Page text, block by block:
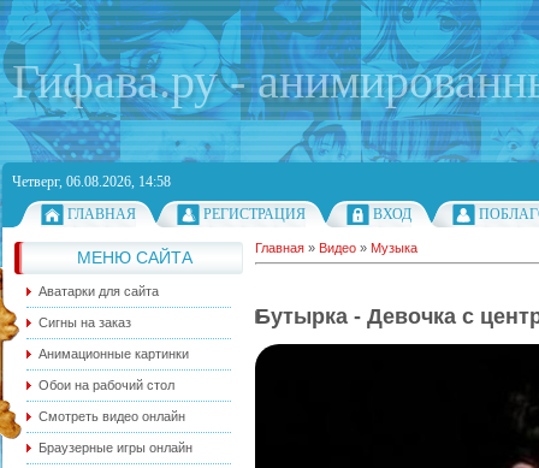
Гифава.ру -
Четверг, 06.08.2026, 14:58
ГЛАВНАЯ
РЕГИСТРАЦИЯ ВХОД
МЕНЮ САЙТА
Аватарки для сайта
Сигны на заказ
Анимационные картинки
Обои на рабочий стол
Смотреть видео онлайн
Браузерные игры онлайн
Главная » Видео » Музыка
Бутырка - Девочка с